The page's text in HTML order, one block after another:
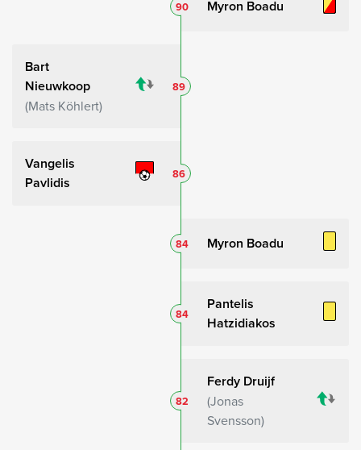
Myron Boadu
90
Bart
Nieuwkoop
Mats Köhlert
89
Vangelis
Pavlidis
86
Myron Boadu
84
Pantelis
Hatzidiakos
84
Ferdy Druijf
Jonas
Svensson
82